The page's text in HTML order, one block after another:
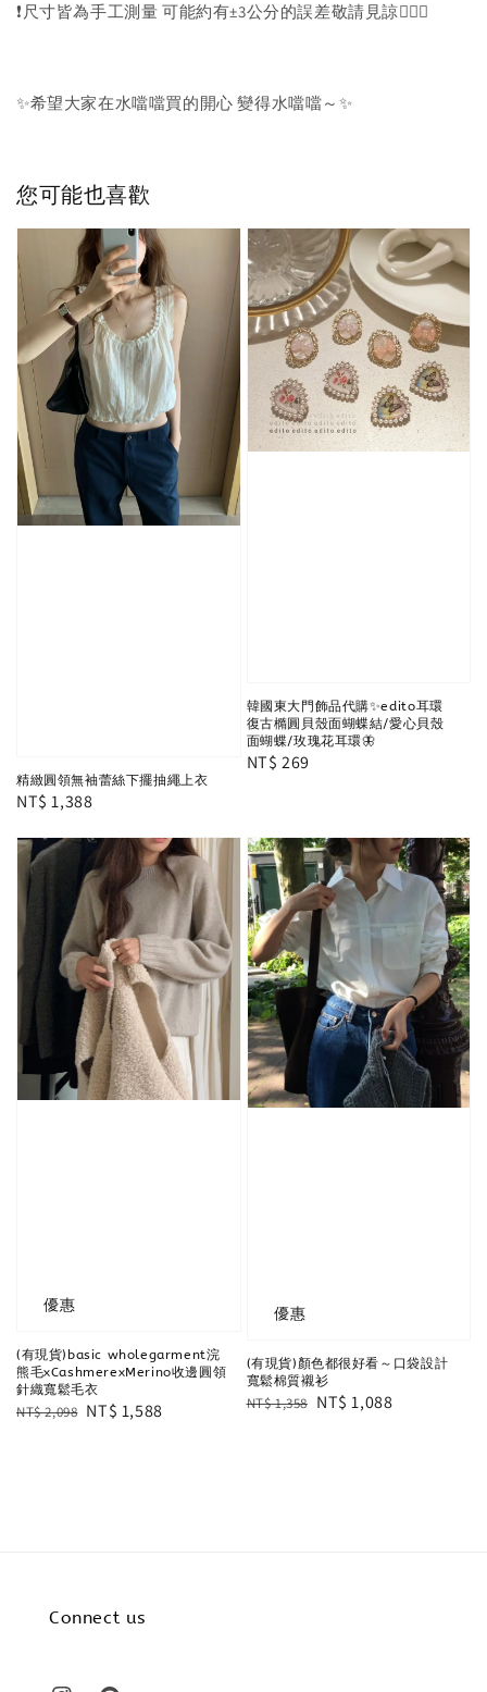
❗️尺寸皆為手工測量 可能約有±3公分的誤差敬請見諒🙇🏻‍♀️
✨希望大家在水噹噹買的開心 變得水噹噹～✨
您可能也喜歡
精緻圓領無袖蕾絲下擺抽繩上衣
Regular
NT$ 1,388
韓國東大門飾品代購✨edito耳環
復古橢圓貝殼面蝴蝶結/愛心貝殼
面蝴蝶/玫瑰花耳環🦋
Regular
NT$ 269
優惠
(有現貨)basic wholegarment浣
熊毛xCashmerexMerino收邊圓領
針織寬鬆毛衣
Regular
NT$ 2,098 Sale
NT$ 1,588
優惠
(有現貨)顏色都很好看～口袋設計
寬鬆棉質襯衫
Regular
NT$ 1,358 Sale
NT$ 1,088
Connect us